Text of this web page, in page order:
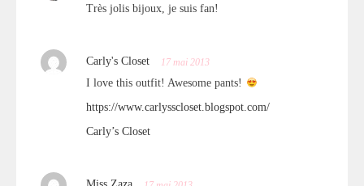
Très jolis bijoux, je suis fan!
Carly's Closet 17 mai 2013
I love this outfit! Awesome pants!
https://www.carlysscloset.blogspot.com/
Carly’s Closet